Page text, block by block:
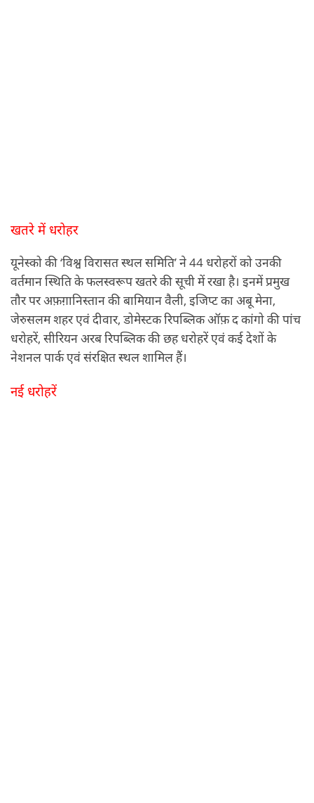
खतरे में धरोहर
यूनेस्को की ‘विश्व विरासत स्थल समिति’ ने 44 धरोहरों को उनकी
वर्तमान स्थिति के फलस्वरूप खतरे की सूची में रखा है। इनमें प्रमुख
तौर पर अफ़ग़ानिस्तान की बामियान वैली, इजिप्ट का अबू मेना,
जेरुसलम शहर एवं दीवार, डोमेस्टक रिपब्लिक ऑफ़ द कांगो की पांच
धरोहरें, सीरियन अरब रिपब्लिक की छह धरोहरें एवं कई देशों के
नेशनल पार्क एवं संरक्षित स्थल शामिल हैं।
नई धरोहरें